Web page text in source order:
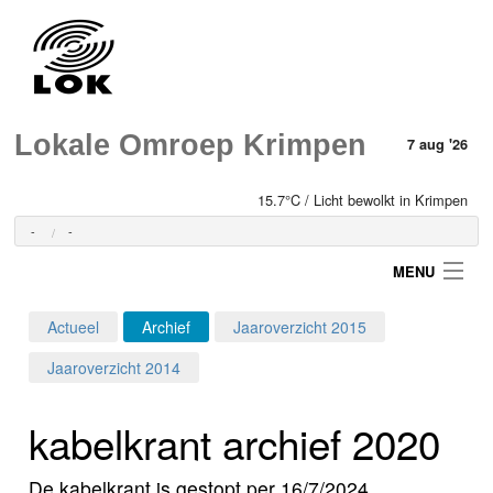
Lokale Omroep Krimpen 7 aug '26
15.7°C / Licht bewolkt in Krimpen
- -
MENU
Programma's
Actueel Archief
Jaaroverzicht 2015
Jaaroverzicht 2014
kabelkrant archief 2020